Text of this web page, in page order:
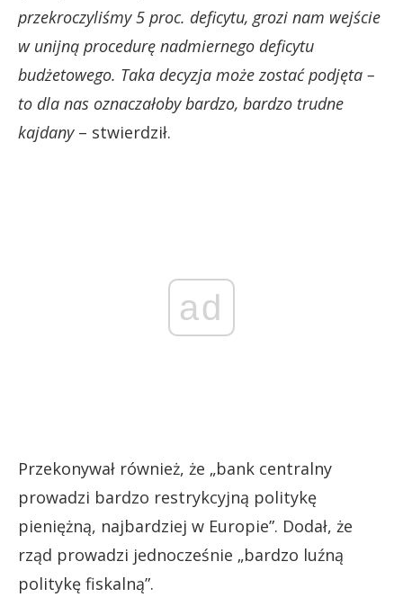
przekroczyliśmy 5 proc. deficytu, grozi nam wejście
w unijną procedurę nadmiernego deficytu
budżetowego. Taka decyzja może zostać podjęta –
to dla nas oznaczałoby bardzo, bardzo trudne
kajdany– stwierdził.
ad
Przekonywał również, że „bank centralny
prowadzi bardzo restrykcyjną politykę
pieniężną, najbardziej w Europie”. Dodał, że
rząd prowadzi jednocześnie „bardzo luźną
politykę fiskalną”.